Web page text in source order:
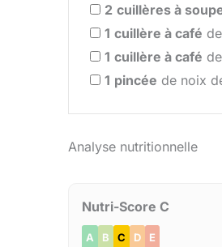
2 cuillères à
1 cuillère à café
1 cuillère à café
1 pincée de noix
Analyse nutritionnelle
Nutri-Score C
A B C D E